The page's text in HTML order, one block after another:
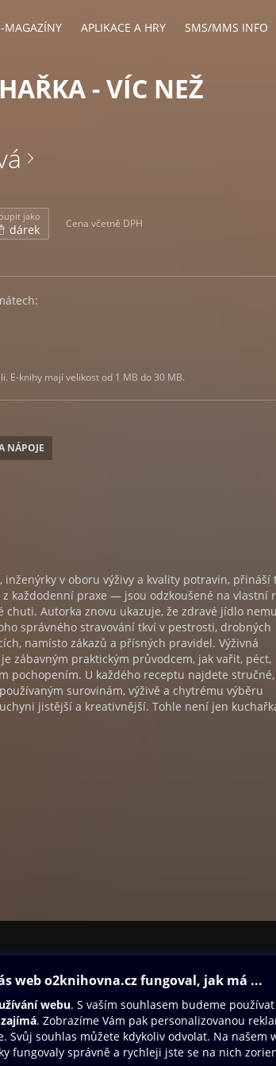
MAGAZÍNY APLIKACE A HRY SMS/MMS INFO
- VÍC NEŽ
jako
dárek Cena včetně DPH
E-knihy mají velikost od 1 MB do 30 MB.
NÁPOJE
inženýrky v oboru výživy a kvality potravin, přináší
každodenní praxe — jsou odzkoušené na vlastní
chuti. Autorka znovu ukazuje, že zdravé jídlo
správného stravování tkví v pestrosti, drobných
namísto zákazů a přísných pravidel. Výživná
zábavným praktickým průvodcem, jak vařit, péct,
pochopením. U každého receptu najdete stručné,
surovinám, výživě a chytrému výběru
jistější a kreativnější. Tohle není jen
Originály